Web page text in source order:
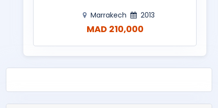
Marrakech 2013
210,000 MAD